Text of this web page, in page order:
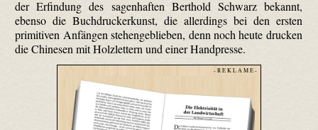
der Erfindung des sagenhaften Berthold Schwarz bekannt,
ebenso die Buchdruckerkunst, die allerdings bei den ersten
primitiven Anfängen stehengeblieben, denn noch heute drucken
die Chinesen mit Holzlettern und einer Handpresse.
- R E K L A M E -